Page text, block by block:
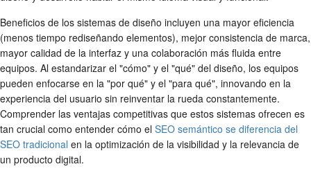
Beneficios de los sistemas de diseño incluyen una mayor eficiencia
(menos tiempo rediseñando elementos), mejor consistencia de marca,
mayor calidad de la interfaz y una colaboración más fluida entre
equipos. Al estandarizar el "cómo" y el "qué" del diseño, los equipos
pueden enfocarse en la "por qué" y el "para qué", innovando en la
experiencia del usuario sin reinventar la rueda constantemente.
Comprender las ventajas competitivas que estos sistemas ofrecen es
tan crucial como entender cómo el SEO semántico se diferencia del
SEO tradicional en la optimización de la visibilidad y la relevancia de
un producto digital.